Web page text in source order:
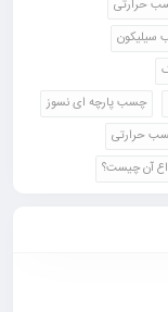
حرارتی
چسب پارچه ای نسوز
حرارتی
آن چیست؟